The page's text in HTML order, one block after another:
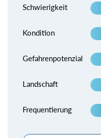
Schwierigkeit
Kondition
Gefahrenpotenzial
Landschaft
Frequentierung